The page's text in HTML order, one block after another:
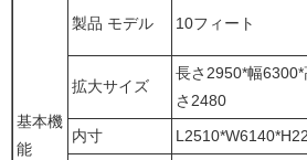
基本機
能
製品 モデル 10フィート
拡大サイズ
長さ2950*幅6300*
さ2480
内寸